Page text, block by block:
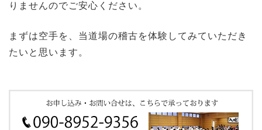
りませんのでご安心ください。
まずは空手を、当道場の稽古を体験してみていただき
たいと思います。